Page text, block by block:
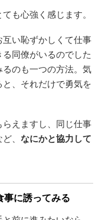
も心強く感じます。
い恥ずかしくて仕事
同僚がいるのでした
のも一つの方法。気
、それだけで勇気を
えますし、同じ仕事
、 なにかと協力して
事に誘ってみる